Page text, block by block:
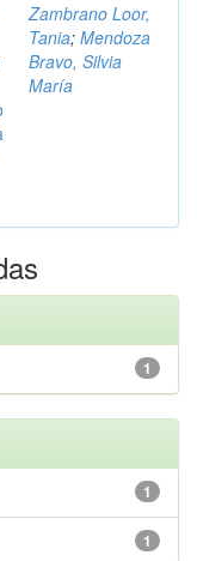
Zambrano Loor,
Tania; Mendoza
Bravo, Silvia
María
1
1
1